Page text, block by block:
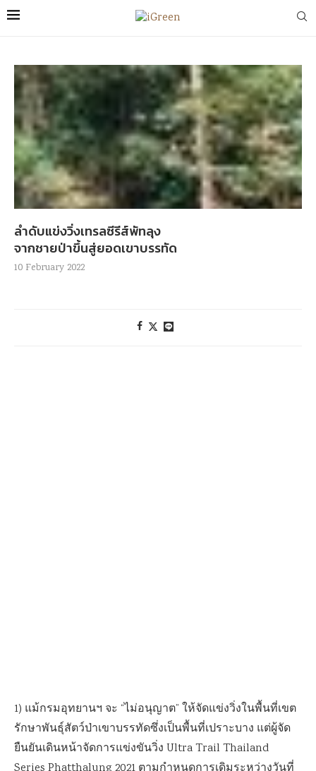
ลำดับแข่งวิ่งเทรลซีรีส์พัทลุง
จากชายป่าขึ้นสู่ยอดเขาบรรทัด
10 February 2022
1) แม้กรมอุทยานฯ จะ “ไม่อนุญาต” ให้จัดแข่งวิ่งในพื้นที่เขต
รักษาพันธุ์สัตว์ป่าเขาบรรทัดซึ่งเป็นพื้นที่เปราะบาง แต่ผู้จัด
ยืนยันเดินหน้าจัดการแข่งขันวิ่ง Ultra Trail Thailand